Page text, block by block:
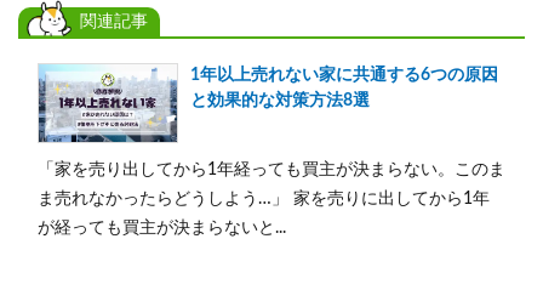
関連記事
1年以上売れない家に共通する6つの原因
と効果的な対策方法8選
「家を売り出してから1年経っても買主が決まらない。このま
ま売れなかったらどうしよう…」 家を売りに出してから1年
が経っても買主が決まらないと...